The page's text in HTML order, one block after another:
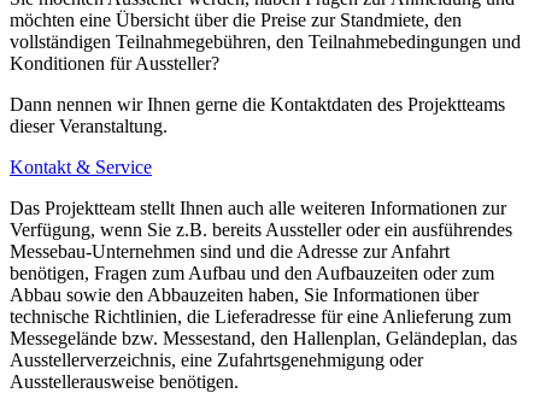
möchten eine Übersicht über die Preise zur Standmiete, den
vollständigen Teilnahmegebühren, den Teilnahmebedingungen und
Konditionen für Aussteller?
Dann nennen wir Ihnen gerne die Kontaktdaten des Projektteams
dieser Veranstaltung.
Kontakt & Service
Das Projektteam stellt Ihnen auch alle weiteren Informationen zur
Verfügung, wenn Sie z.B. bereits Aussteller oder ein ausführendes
Messebau-Unternehmen sind und die Adresse zur Anfahrt
benötigen, Fragen zum Aufbau und den Aufbauzeiten oder zum
Abbau sowie den Abbauzeiten haben, Sie Informationen über
technische Richtlinien, die Lieferadresse für eine Anlieferung zum
Messegelände bzw. Messestand, den Hallenplan, Geländeplan, das
Ausstellerverzeichnis, eine Zufahrtsgenehmigung oder
Ausstellerausweise benötigen.